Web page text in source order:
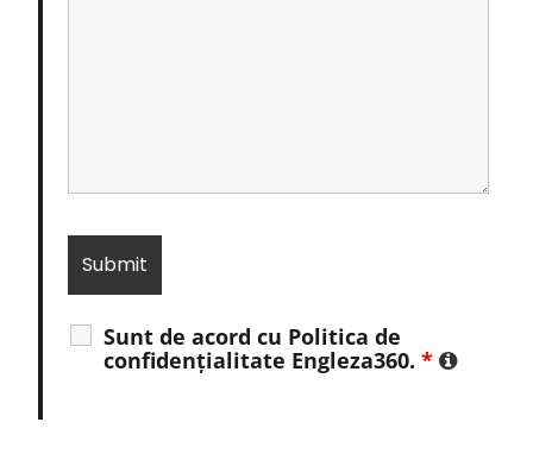
Sunt de acord cu Politica de
confidențialitate Engleza360. *